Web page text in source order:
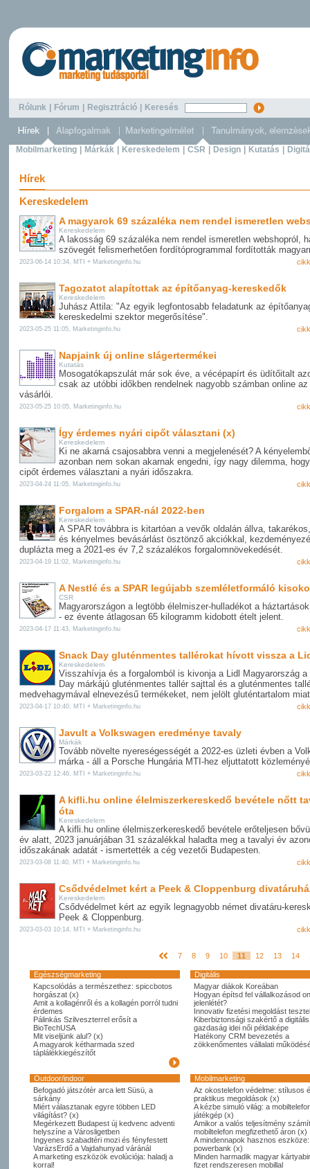
Rólunk Fórum Regisztráció Keresés
Mobilmarketing Márkák Kereskedelem CSR Design Kutatás
Hírek
Kereskedelem
A magyarok 69 százaléka nem rendel ismeretlen
Kereskedelem
A lakosság 69 százaléka nem rendel ismeretlen webshopról,
szövegét felismerhetően fordítóprogrammal fordították
2023-06-14 10:34, MTI + Marketinginfo.hu
Tagozatot alapítottak az építőanyag-kereskedők
Kereskedelem
Juhász Attila: "Az egyik legfontosabb feladatunk az
kereskedelmi szektor megerősítése".
2023-05-25 11:05, Marketinginfo.hu
Napjaink új online slágertermékei
Kutatás
Mosogatókapszulát már sok éve, a vécépapírt és üdítőitalt
csak az utóbbi időkben rendelnek nagyobb számban online
vásárlói.
2023-05-25 10:05, Marketinginfo.hu
Így érdemes nyári cipőt választani (x)
Kereskedelem
Ki ne akarná csajosabbra venni a megjelenését? A
azonban nem sokan akarnak engedni, így nagy dilemma,
cipőt érdemes választani a nyári időszakra.
2023-04-24 11:05, Marketinginfo.hu
Forgalom a SPAR-nál 2022-ben
Kereskedelem
A SPAR továbbra is kitartóan a vevők oldalán állva,
és kényelmes bevásárlást ösztönző akciókkal,
duplázta meg a 2021-es év 7,2 százalékos forgalomnövekedését.
2023-04-19 11:02, Marketinginfo.hu
A Nestlé és a SPAR legújabb szemléletformáló
CSR
Magyarországon a legtöbb élelmiszer-hulladékot a
- ez évente átlagosan 65 kilogramm kidobott ételt jelent.
2023-04-17 11:43, Marketinginfo.hu
Snack Day gluténmentes tallérokat hívott vissza a
Kereskedelem
Visszahívja és a forgalomból is kivonja a Lidl Magyarország a
Day márkájú gluténmentes tallér sajttal és a gluténmentes
medvehagymával elnevezésű termékeket, nem jelölt gluténtartalom
2023-04-17 10:40, MTI + Marketinginfo.hu
Javult a Volkswagen eredménye tavaly
Márkák
Tovább növelte nyereségességét a 2022-es üzleti évben a
márka - áll a Porsche Hungária MTI-hez eljuttatott
2023-03-22 12:46, MTI + Marketinginfo.hu
A kifli.hu online élelmiszerkereskedő bevétele nőtt
óta
Kereskedelem
A kifli.hu online élelmiszerkereskedő bevétele erőteljesen
év alatt, 2023 januárjában 31 százalékkal haladta meg a tavalyi év
időszakának adatát - ismertették a cég vezetői Budapesten.
2023-03-08 11:40, MTI + Marketinginfo.hu
Csődvédelmet kért a Peek & Cloppenburg
Kereskedelem
Csődvédelmet kért az egyik legnagyobb német divatáru-
Peek & Cloppenburg.
2023-03-03 10:14, MTI + Marketinginfo.hu
7 8 9 10 11 12 13 14
Egészségmarketing
Digitális
Kapcsolódás a természethez: spiccbotos
horgászat (x)
Amit a kollagénről és a kollagén porról tudni
érdemes
Pálinkás Szilveszterrel erősít a
BioTechUSA
Mit viseljünk alul? (x)
A magyarok kétharmada szed
táplálékkiegészítőt
Magyar diákok Koreában
Hogyan építsd fel vállalkozásod
jelenlétét?
Innovativ fizetési megoldást
Kiberbiztonsági szakértő a digitális
gazdaság idei női példaképe
Hatékony CRM bevezetés a
zökkenőmentes vállalati
Outdoor/indoor
Mobilmarketing
Befogadó játszótér arca lett Süsü, a
sárkány
Miért választanak egyre többen LED
világítást? (x)
Megérkezett Budapest új kedvenc adventi
helyszíne a Városligetben
Ingyenes szabadtéri mozi és fényfestett
VarázsErdő a Vajdahunyad váránál
A marketing eszközök evolúciója: haladj a
korral!
Az okostelefon védelme: stílusos
praktikus megoldások (x)
A kézbe simuló világ: a
játékgép (x)
Amikor a valós teljesítmény
mobiltelefon megfizethető áron (x)
A mindennapok hasznos
powerbank (x)
Minden harmadik magyar
fizet rendszeresen mobillal